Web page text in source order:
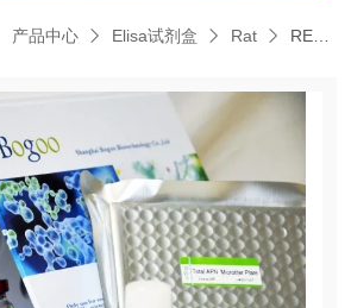
产品中心 Elisa试剂盒 Rat REV003大鼠血管活性肠肽